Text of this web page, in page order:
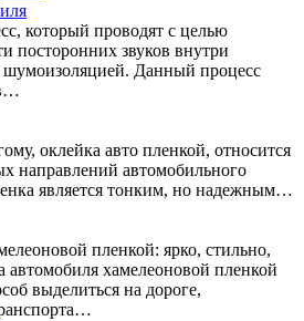
который проводят с целью
посторонних звуков внутри
шумоизоляцией. Данный процесс
оклейка авто пленкой, относится
направлений автомобильного
является тонким, но надежным…
пленкой: ярко, стильно,
хамелеоновой пленкой
выделиться на дороге,